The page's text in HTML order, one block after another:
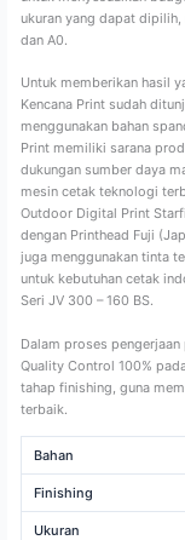
ukuran yang dapat dipilih,
dan A0.
Untuk memberikan hasil
Kencana Print sudah
menggunakan bahan
Print memiliki sarana
dukungan sumber daya
mesin cetak teknologi
Outdoor Digital Print
dengan Printhead Fuji
juga menggunakan tinta
untuk kebutuhan cetak
Seri JV 300 – 160 BS.
Dalam proses
Quality Control 100%
tahap finishing, guna
terbaik.
Bahan
Finishing
Ukuran